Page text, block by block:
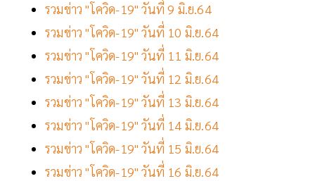
รวมข่าว "โควิด-19" วันที่ 9 มิ.ย.64
รวมข่าว "โควิด-19" วันที่ 10 มิ.ย.64
รวมข่าว "โควิด-19" วันที่ 11 มิ.ย.64
รวมข่าว "โควิด-19" วันที่ 12 มิ.ย.64
รวมข่าว "โควิด-19" วันที่ 13 มิ.ย.64
รวมข่าว "โควิด-19" วันที่ 14 มิ.ย.64
รวมข่าว "โควิด-19" วันที่ 15 มิ.ย.64
รวมข่าว "โควิด-19" วันที่ 16 มิ.ย.64